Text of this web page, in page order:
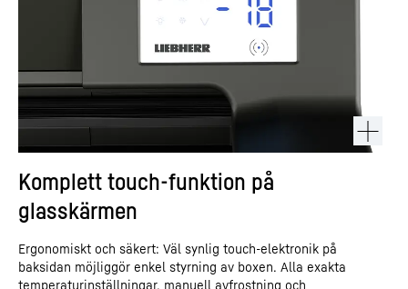
Komplett touch-funktion på
glasskärmen
Ergonomiskt och säkert: Väl synlig touch-elektronik på
baksidan möjliggör enkel styrning av boxen. Alla exakta
temperaturinställningar, manuell avfrostning och